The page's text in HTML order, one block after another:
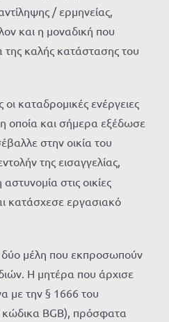
/ ερμηνείας,
και η μοναδική που
της καλής κατάστασης του
οι καταδρομικές ενέργειες
οποία και σήμερα εξέδωσε
στην οικία του
της εισαγγελίας,
στις οικίες
κατάσχεσε εργασιακό
δύο μέλη που εκπροσωπούν
Η μητέρα που άρχισε
με την § 1666 του
κώδικα ΒGΒ), πρόσφατα